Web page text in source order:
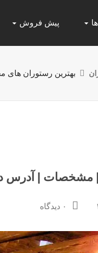
پیش فروش
بهترین رستوران های
| مشخصات | آدرس
۰ دیدگاه